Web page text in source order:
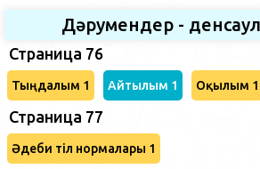
Дәрумендер -
Страница 76
Тыңдалым 1 Айтылым 1 Оқылым 1
Страница 77
Әдеби тіл нормалары 1